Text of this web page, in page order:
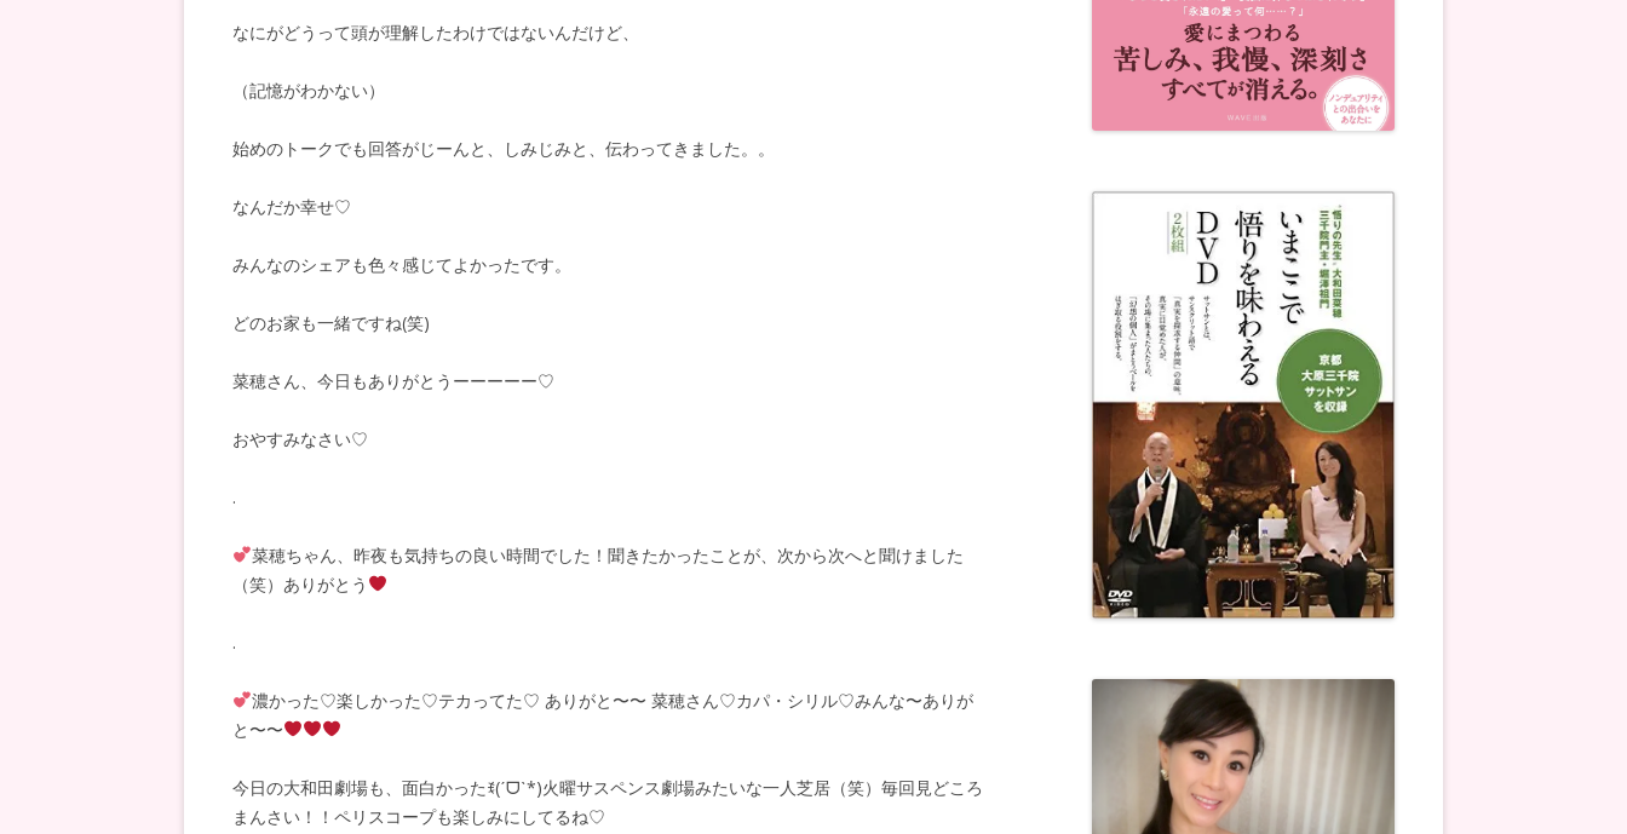
なにがどうって頭が理解したわけではないんだけど、
（記憶がわかない）
始めのトークでも回答がじーんと、しみじみと、伝わってきました。。
なんだか幸せ♡
みんなのシェアも色々感じてよかったです。
どのお家も一緒ですね(笑)
菜穂さん、今日もありがとうーーーーー♡
おやすみなさい♡
.
菜穂ちゃん、昨夜も気持ちの良い時間でした！聞きたかったことが、次から次へと聞けました
（笑）ありがとう
.
濃かった♡楽しかった♡テカってた♡ ありがと〜〜 菜穂さん♡カパ・シリル♡みんな〜ありが
と〜〜
今日の大和田劇場も、面白かったꉂ(ˊᗜˋ*)火曜サスペンス劇場みたいな一人芝居（笑）毎回見どころ
まんさい！！ペリスコープも楽しみにしてるね♡